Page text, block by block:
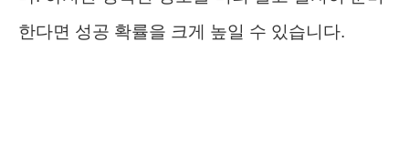
한다면 성공 확률을 크게 높일 수 있습니다.